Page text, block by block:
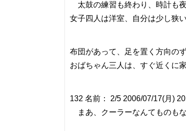
太鼓の練習も終わり、時計も
女子四人は洋室、自分は少し狭
布団があって、足を置く方向の
おばちゃん三人は、すぐ近くに
132 名前： 2/5 2006/07/17(月)
まあ、クーラーなんてものも